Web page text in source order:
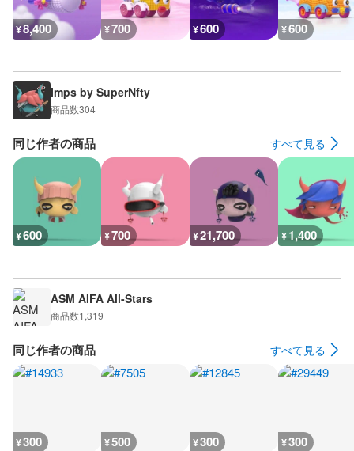
¥8,400 ¥700 ¥600 ¥600
Imps by SuperNfty
商品数304
同じ作者の商品 すべて見る
¥600 ¥700 ¥21,700 ¥1,400
ASM AIFA All-Stars
商品数1,319
同じ作者の商品 すべて見る
¥300 ¥500 ¥300 ¥300